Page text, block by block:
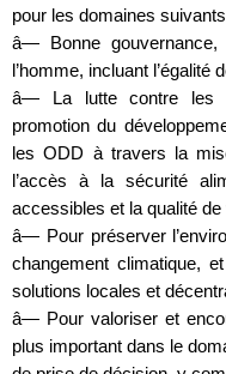
pour les domaines
â— Bonne
l’homme, incluant l’égalité
â— La lutte contre les
promotion du
les ODD à travers la
l’accès à la sécurité
accessibles et la qualité de
â— Pour préserver
changement climatique,
solutions locales et
â— Pour valoriser et
plus important dans le